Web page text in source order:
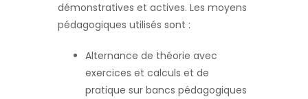
démonstratives et actives. Les moyens
pédagogiques utilisés sont :
Alternance de théorie avec
exercices et calculs et de
pratique sur bancs pédagogiques